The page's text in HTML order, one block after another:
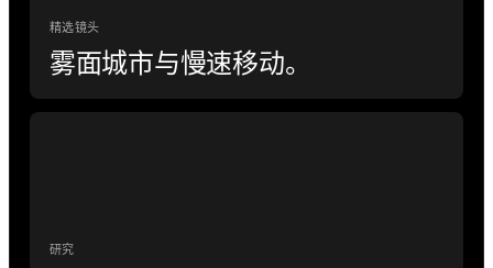
精选镜头
雾面城市与慢速移动。
研究